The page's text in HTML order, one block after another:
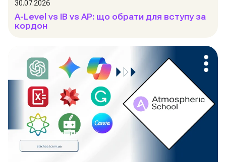
30.07.2026
A-Level vs IB vs AP: що обрати для вступу за
кордон